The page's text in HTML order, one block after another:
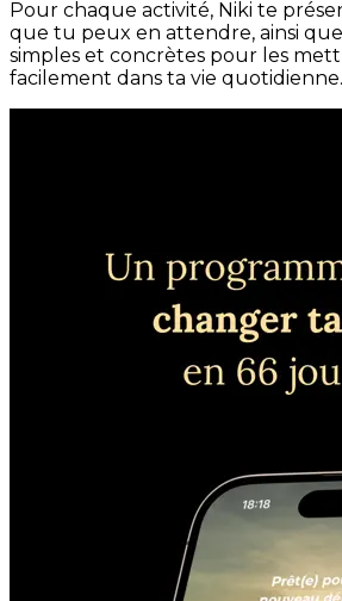
Pour chaque activité, Niki te
que tu peux en attendre, ainsi
simples et concrètes pour les
facilement dans ta vie quotidienne.